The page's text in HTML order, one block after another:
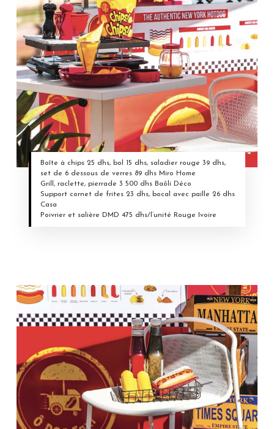
Boîte à chips 25 dhs, bol 15 dhs, saladier rouge 39 dhs,
set de 6 dessous de verres 89 dhs Miro Home
Grill, raclette, pierrade 3 500 dhs Baôli Déco
Support cornet de frites 23 dhs, bocal avec paille 26 dhs
Casa
Poivrier et salière DMD 475 dhs/l’unité Rouge Ivoire